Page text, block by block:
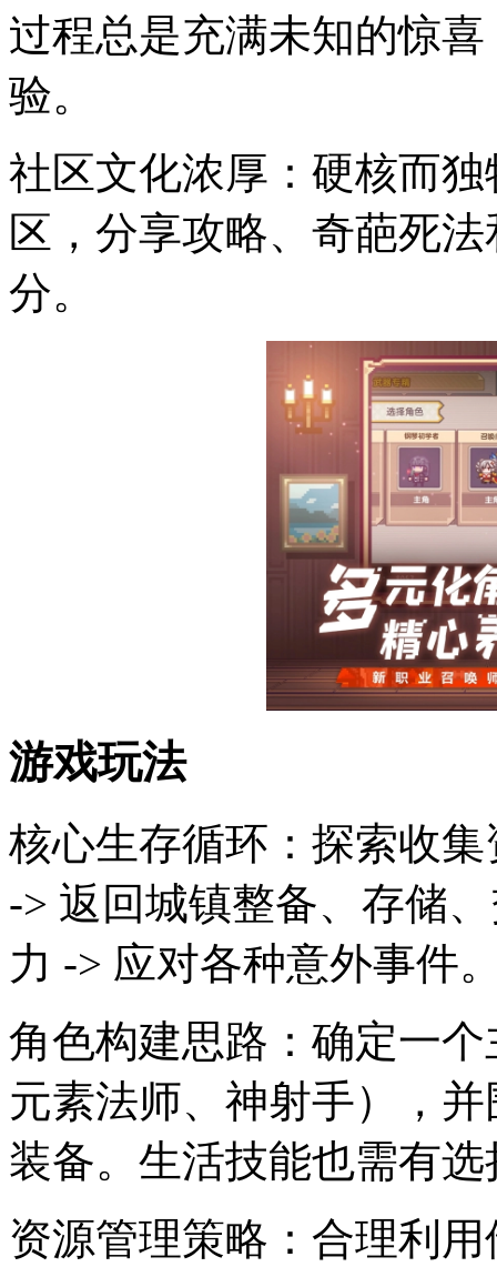
过程总是充满未知的惊
验。
社区文化浓厚：硬核而
区，分享攻略、奇葩死
分。
游戏玩法
核心生存循环：探索收
-> 返回城镇整备、存储
力 -> 应对各种意外事件
角色构建思路：确定一
元素法师、神射手），
装备。生活技能也需有
资源管理策略：合理利